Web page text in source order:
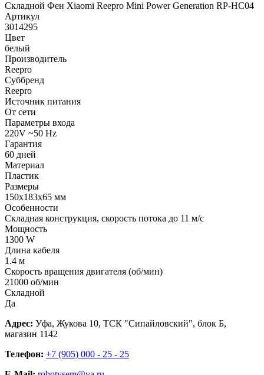
Складной Фен Xiaomi Reepro Mini Power Generation RP-HC04
Артикул
3014295
Цвет
белый
Производитель
Reepro
Суббренд
Reepro
Источник питания
От сети
Параметры входа
220V ~50 Hz
Гарантия
60 дней
Материал
Пластик
Размеры
150х183х65 мм
Особенности
Складная конструкция, скорость потока до 11 м/с
Мощность
1300 W
Длина кабеля
1.4 м
Скорость вращения двигателя (об/мин)
21000 об/мин
Складной
Да
Адрес: Уфа, Жукова 10, ТСК "Сипайловский", блок Б,
магазин 1142
Телефон: +7 (905) 000 - 25 - 25